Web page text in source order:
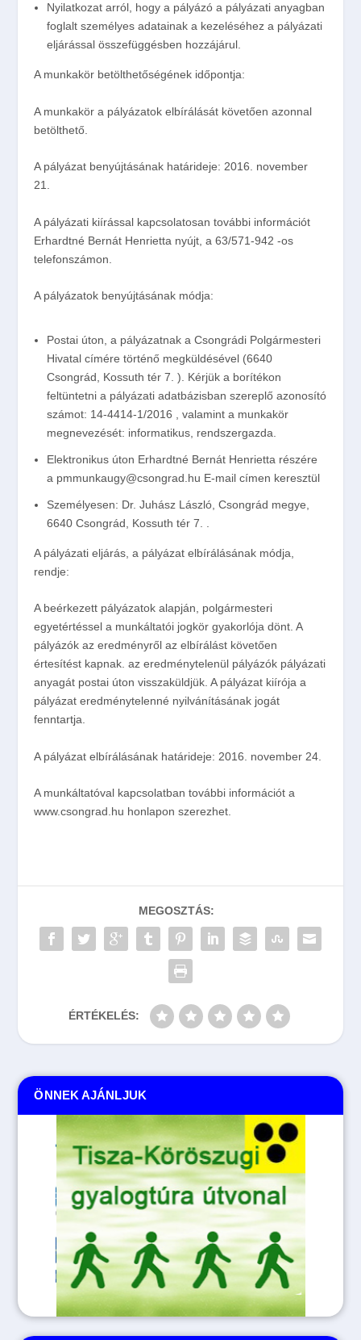
Nyilatkozat arról, hogy a pályázó a pályázati anyagban
foglalt személyes adatainak a kezeléséhez a pályázati
eljárással összefüggésben hozzájárul.
A munkakör betölthetőségének időpontja:
A munkakör a pályázatok elbírálását követően azonnal
betölthető.
A pályázat benyújtásának határideje: 2016. november
21.
A pályázati kiírással kapcsolatosan további információt
Erhardtné Bernát Henrietta nyújt, a 63/571-942 -os
telefonszámon.
A pályázatok benyújtásának módja:
Postai úton, a pályázatnak a Csongrádi Polgármesteri
Hivatal címére történő megküldésével (6640
Csongrád, Kossuth tér 7. ). Kérjük a borítékon
feltüntetni a pályázati adatbázisban szereplő azonosító
számot: 14-4414-1/2016 , valamint a munkakör
megnevezését: informatikus, rendszergazda.
Elektronikus úton Erhardtné Bernát Henrietta részére
a pmmunkaugy@csongrad.hu E-mail címen keresztül
Személyesen: Dr. Juhász László, Csongrád megye,
6640 Csongrád, Kossuth tér 7. .
A pályázati eljárás, a pályázat elbírálásának módja,
rendje:
A beérkezett pályázatok alapján, polgármesteri
egyetértéssel a munkáltatói jogkör gyakorlója dönt. A
pályázók az eredményről az elbírálást követően
értesítést kapnak. az eredménytelenül pályázók pályázati
anyagát postai úton visszaküldjük. A pályázat kiírója a
pályázat eredménytelenné nyilvánításának jogát
fenntartja.
A pályázat elbírálásának határideje: 2016. november 24.
A munkáltatóval kapcsolatban további információt a
www.csongrad.hu honlapon szerezhet.
MEGOSZTÁS:
ÉRTÉKELÉS:
ÖNNEK AJÁNLJUK
Tovább